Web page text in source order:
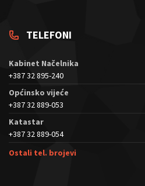
TELEFONI
Kabinet Načelnika
+387 32 895-240
Općinsko vijeće
+387 32 889-053
Katastar
+387 32 889-054
Ostali tel. brojevi